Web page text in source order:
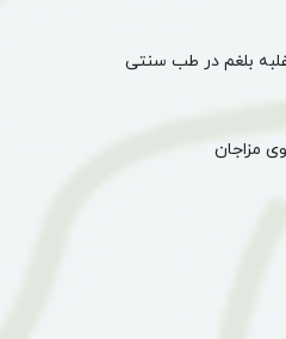
بلغم در طب سنتی
مزاجان